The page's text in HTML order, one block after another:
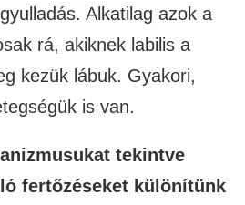
Alkatilag azok a
rá, akiknek labilis a
kezük lábuk. Gyakori,
is van.
tekintve
fertőzéseket különítünk